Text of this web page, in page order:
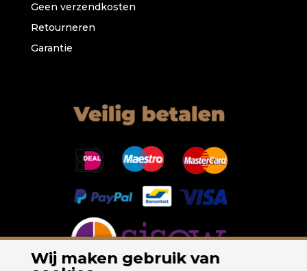
Geen verzendkosten
Retourneren
Garantie
Wij maken gebruik van